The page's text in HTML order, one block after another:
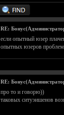
RE:
если опытный юзер
опытных юзеров проблем
RE:
про то и говорю))
таковых ситуэишенов